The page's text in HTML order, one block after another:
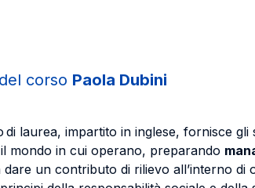
corso Paola Dubini
di laurea, impartito in inglese, fornisce
mondo in cui operano, preparando
dare un contributo di rilievo all’interno di